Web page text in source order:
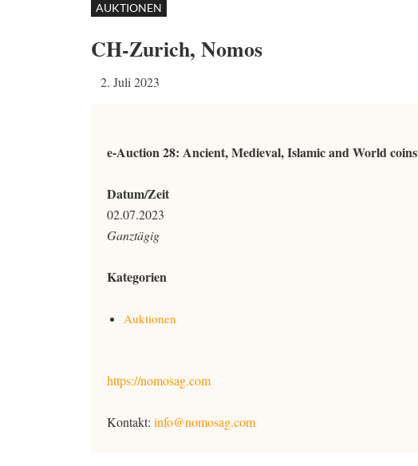
AUKTIONEN
CH-Zurich, Nomos
2. Juli 2023
e-Auction 28: Ancient, Medieval, Islamic and World coins
Datum/Zeit
02.07.2023
Ganztägig
Kategorien
Auktionen
https://nomosag.com
Kontakt: info@nomosag.com